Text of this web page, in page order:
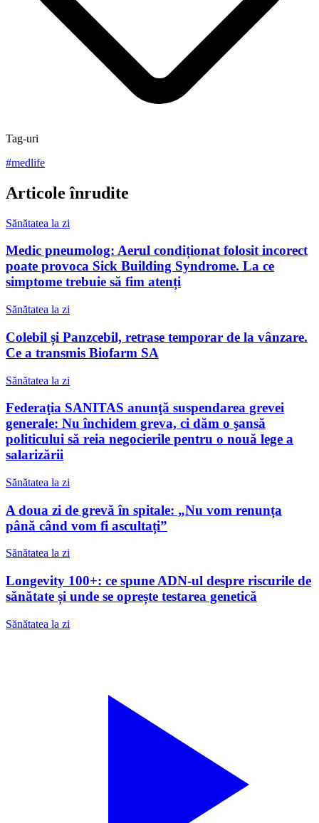
Tag-uri
#medlife
Articole înrudite
Sănătatea la zi
Medic pneumolog: Aerul condiționat folosit incorect
poate provoca Sick Building Syndrome. La ce
simptome trebuie să fim atenți
Sănătatea la zi
Colebil și Panzcebil, retrase temporar de la vânzare.
Ce a transmis Biofarm SA
Sănătatea la zi
Federaţia SANITAS anunţă suspendarea grevei
generale: Nu închidem greva, ci dăm o şansă
politicului să reia negocierile pentru o nouă lege a
salarizării
Sănătatea la zi
A doua zi de grevă în spitale: „Nu vom renunța
până când vom fi ascultați”
Sănătatea la zi
Longevity 100+: ce spune ADN-ul despre riscurile de
sănătate și unde se oprește testarea genetică
Sănătatea la zi